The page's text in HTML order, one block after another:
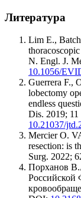
Литература
Lim E.,
N. Engl. J.
10.1056/
Guerrera F.,
lobectomy
endless
Dis. 2019;
10.21037/
Mercier O.
resection: is
Surg. 2022;
Порханов
Российской